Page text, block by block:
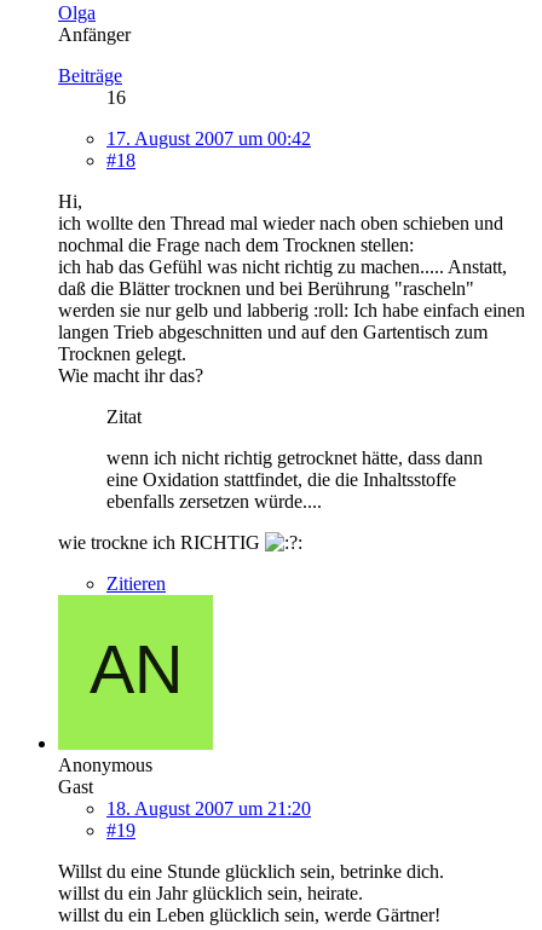
Olga
Anfänger
Beiträge
16
17. August 2007 um 00:42
#18
Hi,
ich wollte den Thread mal wieder nach oben schieben und
nochmal die Frage nach dem Trocknen stellen:
ich hab das Gefühl was nicht richtig zu machen..... Anstatt,
daß die Blätter trocknen und bei Berührung "rascheln"
werden sie nur gelb und labberig :roll: Ich habe einfach einen
langen Trieb abgeschnitten und auf den Gartentisch zum
Trocknen gelegt.
Wie macht ihr das?
Zitat
wenn ich nicht richtig getrocknet hätte, dass dann
eine Oxidation stattfindet, die die Inhaltsstoffe
ebenfalls zersetzen würde....
wie trockne ich RICHTIG
Zitieren
Anonymous
Gast
18. August 2007 um 21:20
#19
Willst du eine Stunde glücklich sein, betrinke dich.
willst du ein Jahr glücklich sein, heirate.
willst du ein Leben glücklich sein, werde Gärtner!